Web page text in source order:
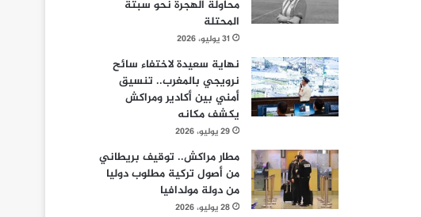
محاولة الهجرة نحو سبتة
المحتلة
31 يوليو، 2026
نهاية سعيدة لاختفاء سائح
نرويجي بالمغرب.. تنسيق
أمني بين أكادير ومراكش
يكشف مكانه
29 يوليو، 2026
مطار مراكش.. توقيف بريطاني
من أصول تركية مطلوب دوليا
من دولة مولدافيا
28 يوليو، 2026